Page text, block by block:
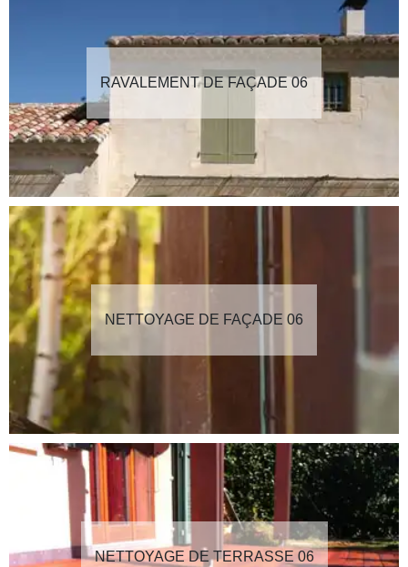
RAVALEMENT DE FAÇADE 06
NETTOYAGE DE FAÇADE 06
NETTOYAGE DE TERRASSE 06